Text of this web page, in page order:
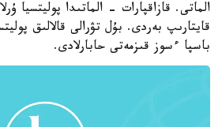
الماتى. قازاقپارات - الماتىدا پوليتسيا
قايتارىپ بەردى. بۇل تۋرالى قالالىق
باسپا ءسوز قىزمەتى حابارلادى.